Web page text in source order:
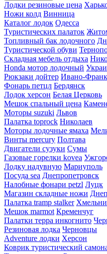
Лодки резиновые цена
Ножи колд Винница
Каталог лодок Одесса
Туристических палаток
Топливный бак лодочного
Туристической обуви
Складная мебель отдыха
Honda мотор лодочный
Рюкзаки дойтер Ивано-
Фонарь петцл Бердянск
Лодок херсон Белая Церковь
Мешок спальный цена
Моторы suzuki Львов
Палатка toprock Николаев
Моторы лодочные ямаха
Винты mercury Полтава
Двигатели сузуки Сумы
Газовые горелки kovea
Лодку надувную Мариуполь
Посуда sea Днепропетровск
Налобные фонари petzl Луцк
Магазин складные ножи
Палатка tramp stalker
Мешок marmot Кременчуг
Палатки терра инкогнито
Резиновая лодка Черновцы
Adventure лодки Херсон
Коврик туристический